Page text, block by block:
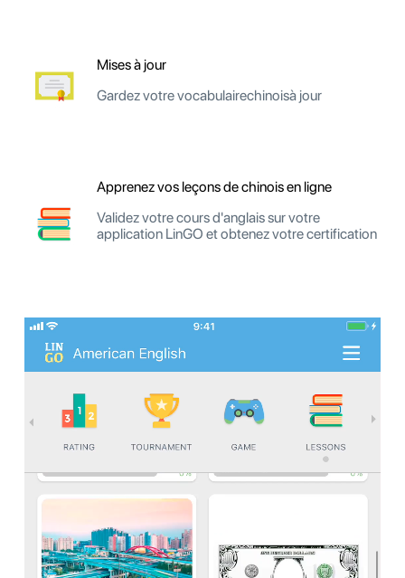
Mises à jour
Gardez votre vocabulairechinoisà jour
Apprenez vos leçons de chinois en ligne
Validez votre cours d'anglais sur votre
application LinGO et obtenez votre certification